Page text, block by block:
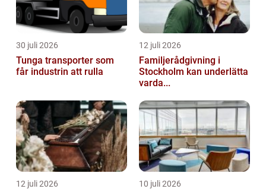
30 juli 2026
Tunga transporter som
får industrin att rulla
12 juli 2026
Familjerådgivning i
Stockholm kan underlätta
varda...
12 juli 2026 10 juli 2026